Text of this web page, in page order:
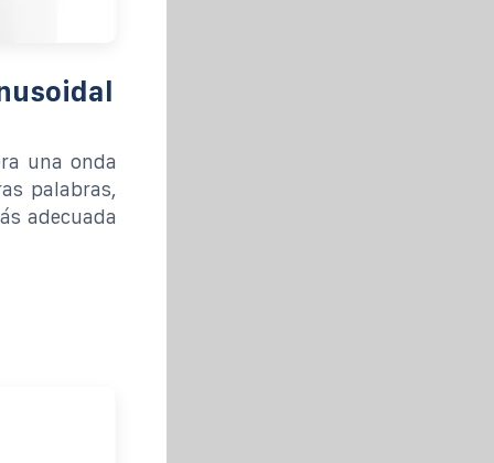
una onda
palabras,
adecuada